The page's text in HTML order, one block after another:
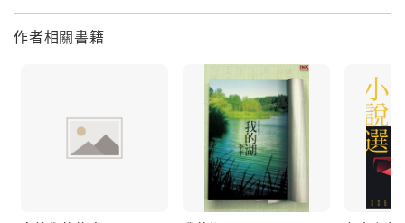
我也痛哭被「民主台灣聯盟」案牽累的、傷痕纍纍的自
深深傷害過我的人，以及深深撞擊過我的事件。我所描
摹的往事，也許只是那個時代的一幅小小拼圖；然而，
那是我所親歷的，瘡疤緩慢形成的過程。在淚眼之中，
我目送年輕無知的生命遠去，並且看見當下的自己，血
作者相關書籍